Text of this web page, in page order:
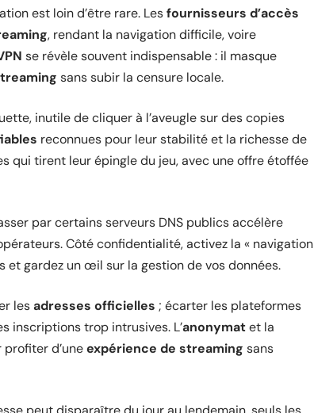
est loin d’être rare. Lesfournisseurs d’accès
, rendant la navigation difficile, voire
se révèle souvent indispensable : il masque
sans subir la censure locale.
inutile de cliquer à l’aveugle sur des copies
reconnues pour leur stabilité et la richesse de
qui tirent leur épingle du jeu, avec une offre étoffée
par certains serveurs DNS publics accélère
Côté confidentialité, activez la « navigation
et gardez un œil sur la gestion de vos données.
lesadresses officielles ; écarter les plateformes
inscriptions trop intrusives. L’anonymatet la
d’uneexpérience de streaming sans